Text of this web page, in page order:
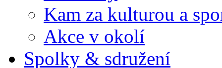
Kam za kulturou a
Akce v okolí
Spolky & sdružení